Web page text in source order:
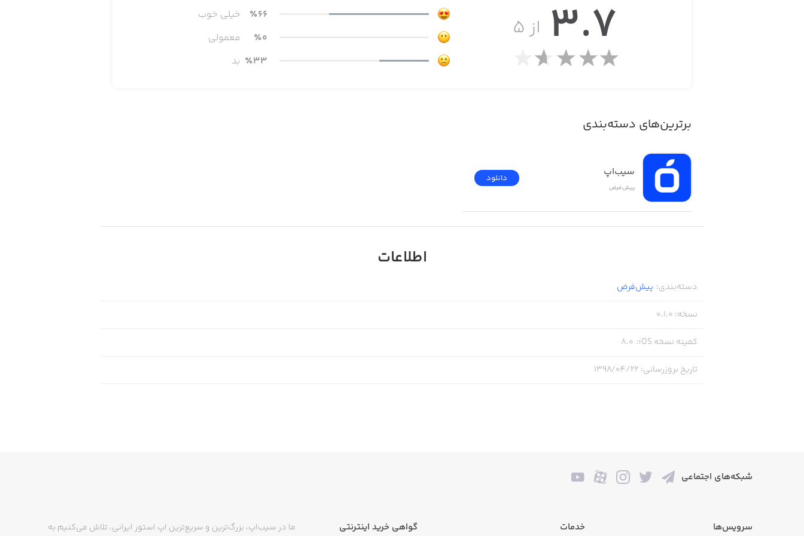
• Fast, smooth, easy gameplay
• 3 levels of difficulty: normal, hard, and insane!
• Supports 9 languages
از ۵ 3.7 ٪66
خیلی خوب
٪0
معمولی
٪33 بد
برترین‌های دسته‌بندی
سیب‌اپ
پیش‌فرض
دانلود
اطلاعات
دسته‌بندی: پیش‌فرض
نسخه:
0.1.0
کمینه نسخه iOS :
8.0
تاریخ بروزرسانی: ۱۳۹۸/۰۴/۲۲
شبکه‌های اجتماعی
سرویس‌ها خدمات گواهی خرید اینترنتی
ما در سیب‌اپ، بزرگ‌ترین و سریع‌ترین اپ استور ایرانی، تلاش می‌کنیم به